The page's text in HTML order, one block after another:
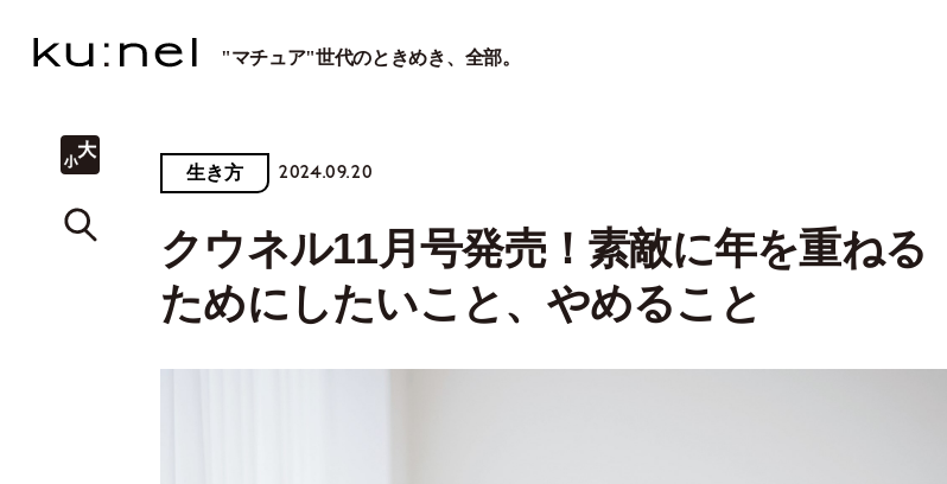
"マチュア"世代のときめき、全部。
生き方 2024.09.20
クウネル11月号発売！素敵に年を重ねる
ためにしたいこと、やめること